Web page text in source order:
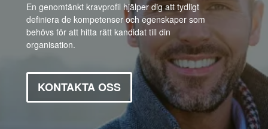
En genomtänkt kravprofil hjälper dig att tydligt
definiera de kompetenser och egenskaper som
behövs för att hitta rätt kandidat till din
organisation.
KONTAKTA OSS